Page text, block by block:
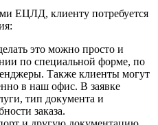
ЕЦЛД, клиенту потребуется
это можно просто и
по специальной форме, по
Также клиенты могут
в наш офис. В заявке
тип документа и
заказа.